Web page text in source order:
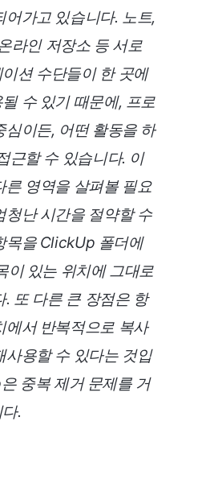
어가고 있습니다. 노트,
라인 저장소 등 서로
션 수단들이 한 곳에
수 있기 때문에, 프로
심이든, 어떤 활동을 하
근할 수 있습니다. 이
른 영역을 살펴볼 필요
청난 시간을 절약할 수
목을 ClickUp 폴더에
이 있는 위치에 그대로
. 또 다른 큰 장점은 항
에서 반복적으로 복사
사용할 수 있다는 것입
중복 제거 문제를 거
.